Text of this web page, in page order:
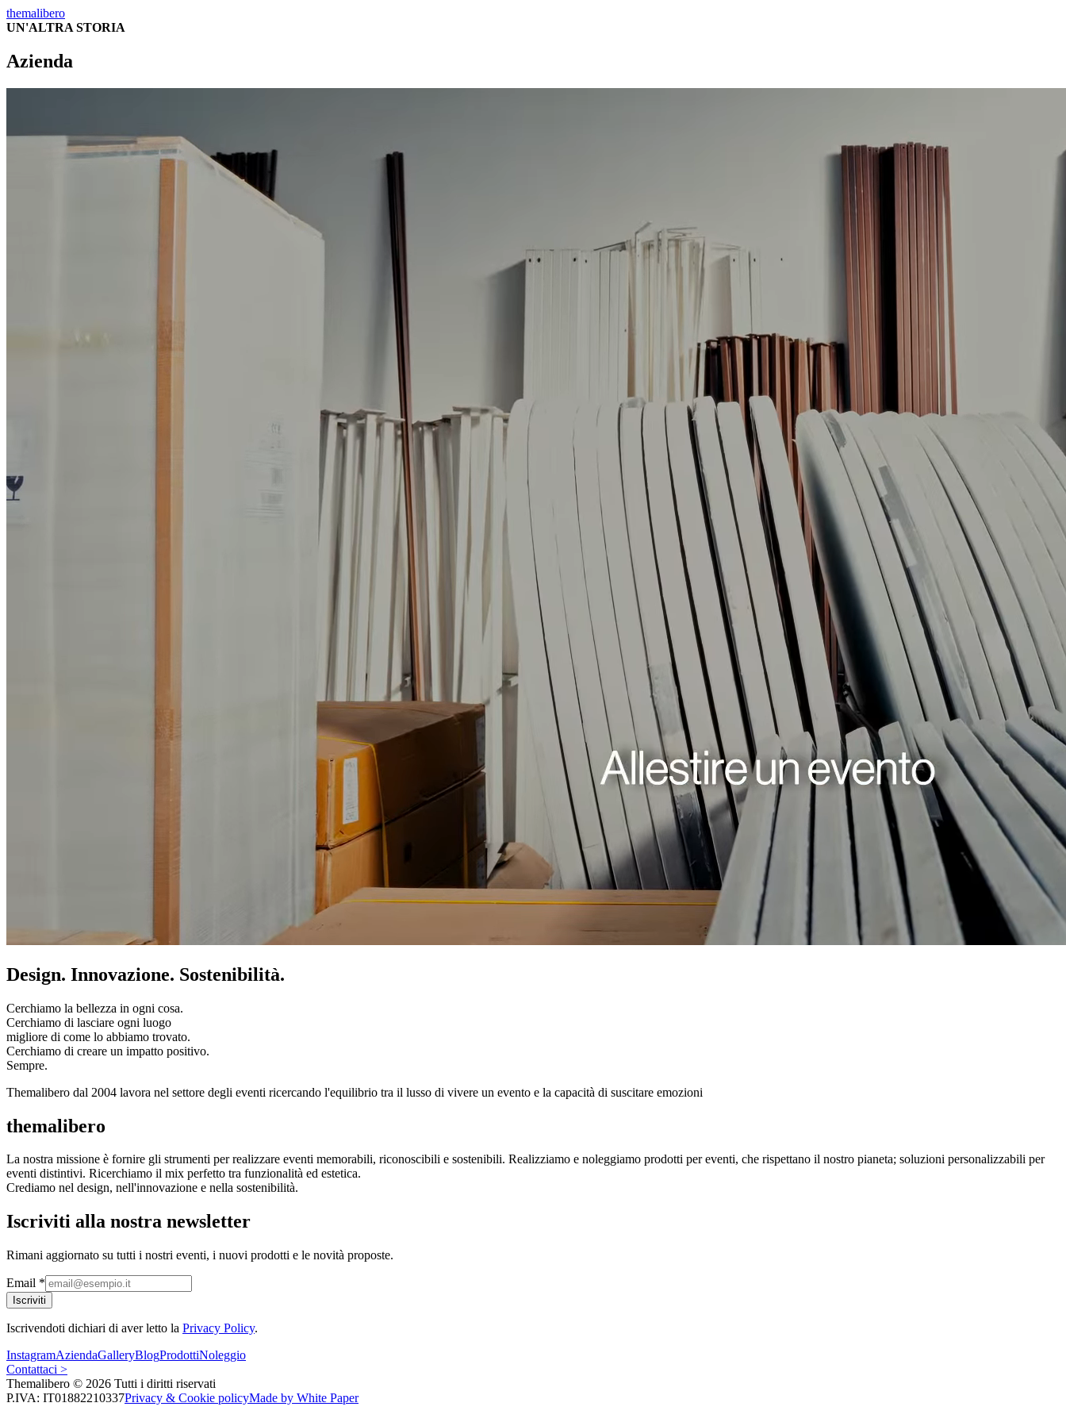
themalibero
UN'ALTRA STORIA
Azienda
Design. Innovazione. Sostenibilità.
Cerchiamo la bellezza in ogni cosa.
Cerchiamo di lasciare ogni luogo
migliore di come lo abbiamo trovato.
Cerchiamo di creare un impatto positivo.
Sempre.
Themalibero dal 2004 lavora nel settore degli eventi ricercando l'equilibrio tra il lusso di vivere un evento e la capacità di suscitare emozioni
themalibero
La nostra missione è fornire gli strumenti per realizzare eventi memorabili, riconoscibili e sostenibili. Realizziamo e noleggiamo prodotti per eventi, che rispettano il nostro pianeta; soluzioni personalizzabili per
eventi distintivi. Ricerchiamo il mix perfetto tra funzionalità ed estetica.
Crediamo nel design, nell'innovazione e nella sostenibilità.
Iscriviti alla nostra newsletter
Rimani aggiornato su tutti i nostri eventi, i nuovi prodotti e le novità proposte.
Email *
Iscriviti
Iscrivendoti dichiari di aver letto la Privacy Policy.
InstagramAziendaGalleryBlogProdottiNoleggio
Contattaci >
Themalibero © 2026 Tutti i diritti riservati
P.IVA: IT01882210337Privacy & Cookie policyMade by White Paper